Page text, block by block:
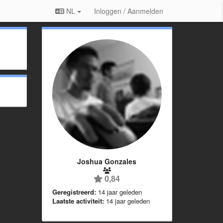
NL Inloggen / Aanmelden
Joshua Gonzales
0,84
Geregistreerd: 14 jaar geleden
Laatste activiteit: 14 jaar geleden